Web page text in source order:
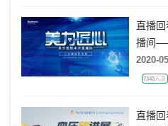
直播
播间
2020-
7343人次
直播